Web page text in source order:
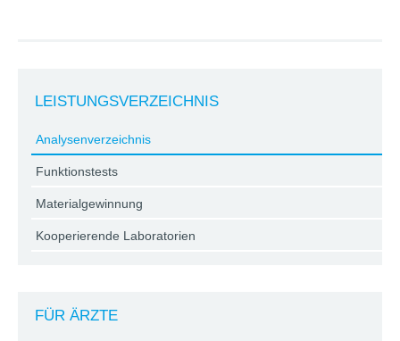
LEISTUNGSVERZEICHNIS
Analysenverzeichnis
Funktionstests
Materialgewinnung
Kooperierende Laboratorien
FÜR ÄRZTE